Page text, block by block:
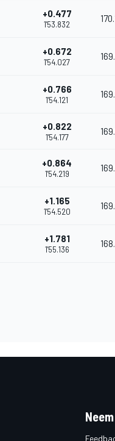
+0.477
1'53.832
+0.672
1'54.027
+0.766
1'54.121
+0.822
1'54.177
+0.864
1'54.219
+1.165
1'54.520
+1.781
1'55.136